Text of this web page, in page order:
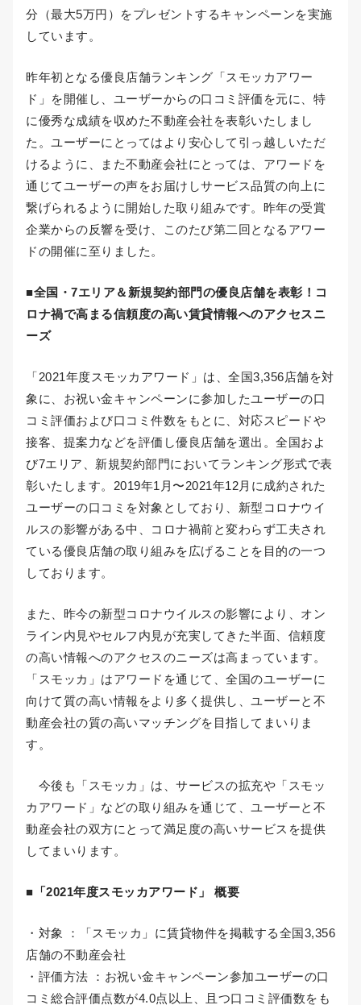
分（最大5万円）をプレゼントするキャンペーンを実施
しています。
昨年初となる優良店舗ランキング「スモッカアワー
ド」を開催し、ユーザーからの口コミ評価を元に、特
に優秀な成績を収めた不動産会社を表彰いたしまし
た。ユーザーにとってはより安心して引っ越しいただ
けるように、また不動産会社にとっては、アワードを
通じてユーザーの声をお届けしサービス品質の向上に
繋げられるように開始した取り組みです。昨年の受賞
企業からの反響を受け、このたび第二回となるアワー
ドの開催に至りました。
■全国・7エリア＆新規契約部門の優良店舗を表彰！コ
ロナ禍で高まる信頼度の高い賃貸情報へのアクセスニ
ーズ
「2021年度スモッカアワード」は、全国3,356店舗を対
象に、お祝い金キャンペーンに参加したユーザーの口
コミ評価および口コミ件数をもとに、対応スピードや
接客、提案力などを評価し優良店舗を選出。全国およ
び7エリア、新規契約部門においてランキング形式で表
彰いたします。2019年1月〜2021年12月に成約された
ユーザーの口コミを対象としており、新型コロナウイ
ルスの影響がある中、コロナ禍前と変わらず工夫され
ている優良店舗の取り組みを広げることを目的の一つ
しております。
また、昨今の新型コロナウイルスの影響により、オン
ライン内見やセルフ内見が充実してきた半面、信頼度
の高い情報へのアクセスのニーズは高まっています。
「スモッカ」はアワードを通じて、全国のユーザーに
向けて質の高い情報をより多く提供し、ユーザーと不
動産会社の質の高いマッチングを目指してまいりま
す。
今後も「スモッカ」は、サービスの拡充や「スモッ
カアワード」などの取り組みを通じて、ユーザーと不
動産会社の双方にとって満足度の高いサービスを提供
してまいります。
■「2021年度スモッカアワード」 概要
・対象 ：「スモッカ」に賃貸物件を掲載する全国3,356
店舗の不動産会社
・評価方法 ：お祝い金キャンペーン参加ユーザーの口
コミ総合評価点数が4.0点以上、且つ口コミ評価数をも